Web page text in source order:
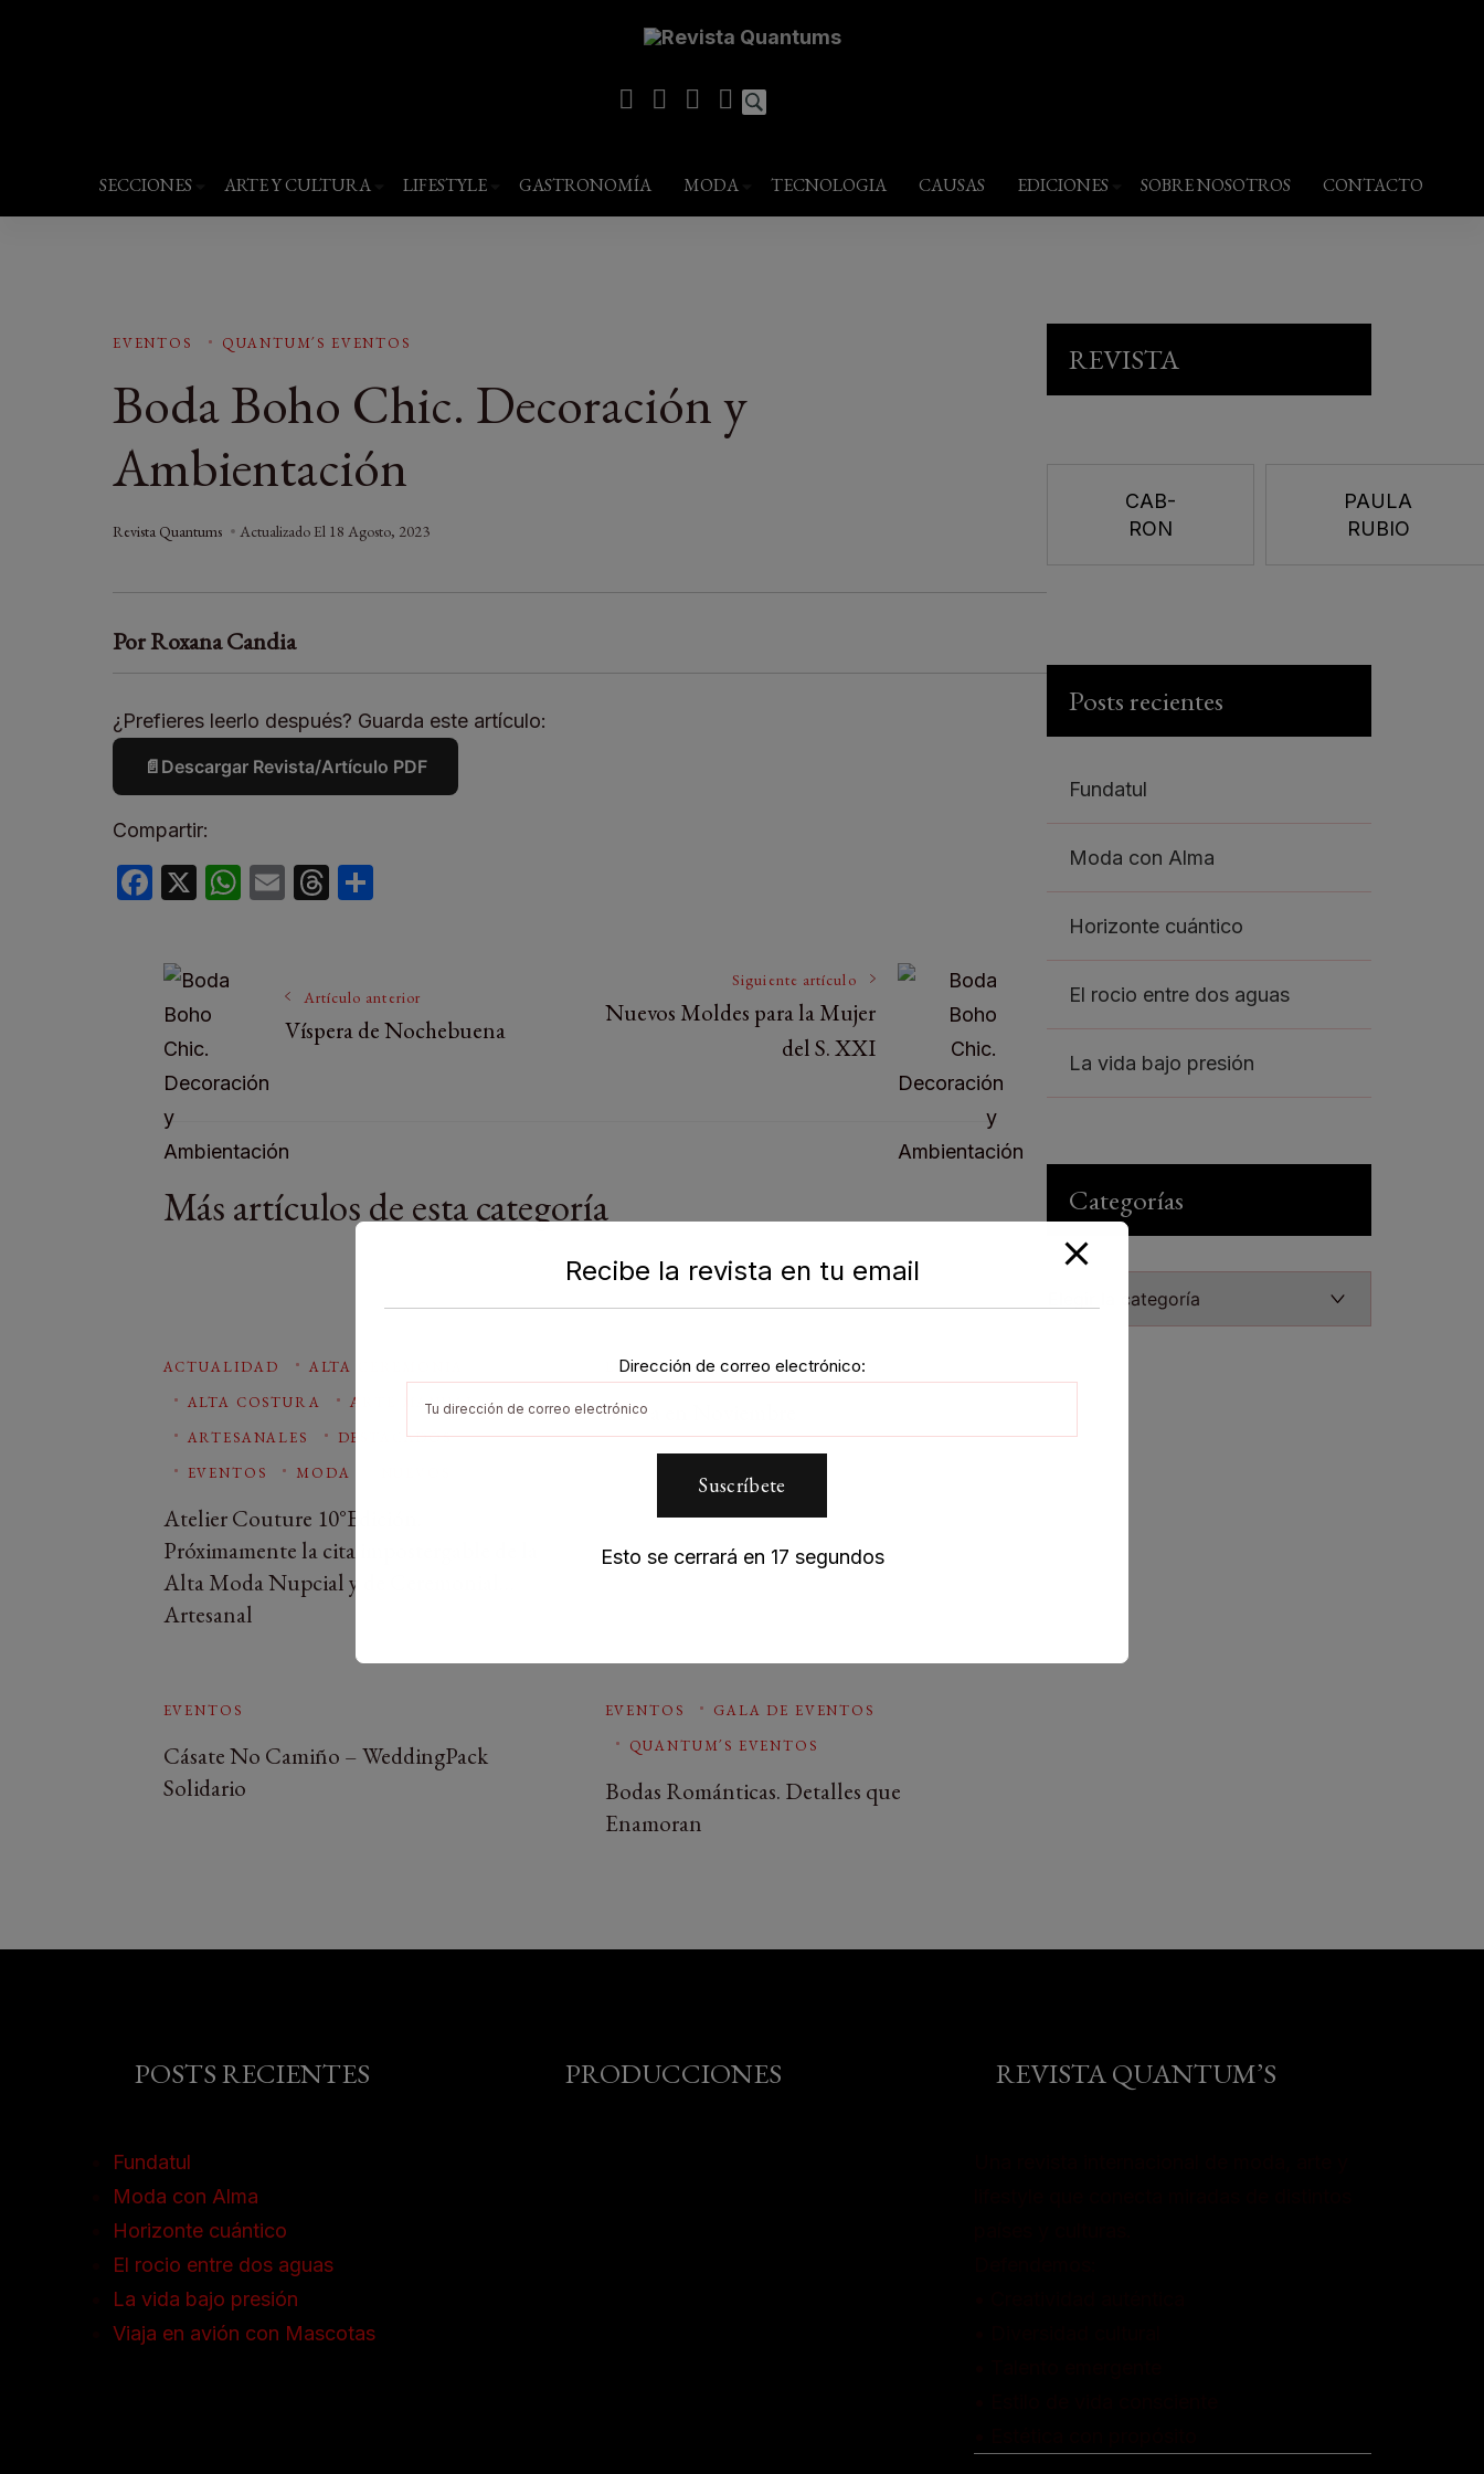
SECCIONES ARTE Y CULTURA LIFESTYLE GASTRONOMÍA MODA TECNOLOGIA CAUSAS EDICIONES SOBRE NOSOTROS CONTACTO
EVENTOS QUANTUM´S EVENTOS
Boda Boho Chic. Decoración y
Ambientación
Revista Quantums Actualizado El 18 Agosto, 2023
Por Roxana Candia
¿Prefieres leerlo después? Guarda este artículo:
📄 Descargar Revista/Artículo PDF
Compartir:
Facebook
X WhatsApp
EmailThreads
Artículo anterior
Víspera de Nochebuena
Siguiente artículo
Nuevos Moldes para la Mujer
del S. XXI
Más artículos de esta categoría
ACTUALIDAD
ALTA CEREMONIA
ALTA COSTURA
ARTE MANUAL
ARTESANALES
DESTACADOS
EVENTOS
MODA
Atelier Couture 10°Edición.
Próximamente la cita impostergable de la
Alta Moda Nupcial y de Ceremonial…
Artesanal
EVENTOS JUAN BORGES
Moda en Noviembre
EVENTOS
Cásate No Camiño – WeddingPack
Solidario
EVENTOS
GALA DE EVENTOS
QUANTUM´S EVENTOS
Bodas Románticas. Detalles que
Enamoran
REVISTA
CAB-
RON
PAULA
RUBIO
Posts recientes
Fundatul
Moda con Alma
Horizonte cuántico
El rocio entre dos aguas
La vida bajo presión
Categorías
POSTS RECIENTES
Fundatul
Moda con Alma
Horizonte cuántico
El rocio entre dos aguas
La vida bajo presión
Viaja en avión con Mascotas
PRODUCCIONES REVISTA QUANTUM’S
Recibe la revista en tu email
Dirección de correo electrónico:
Esto se cerrará en 17 segundos